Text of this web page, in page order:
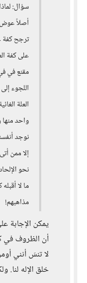
سؤال:
أصلاً عوض
ترجح كفة
على كفة
مقنع في
اللجوء
العلة
واحد منها
نوجد
إلا ممن
نحو
ما لا
مذاهبهم!
يمكن الإجابة
أن الظروف في
لا تنسَ أنني
خلق الإله لنا.